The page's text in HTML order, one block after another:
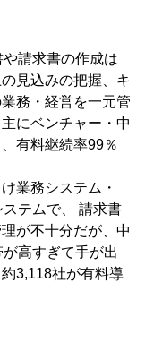
請求書の作成は
見込みの把握、キ
務・経営を一元管
にベンチャー・中
有料継続率99％
業務システム・
テムで、 請求書
が不十分だが、中
高すぎて手が出
3,118社が有料導